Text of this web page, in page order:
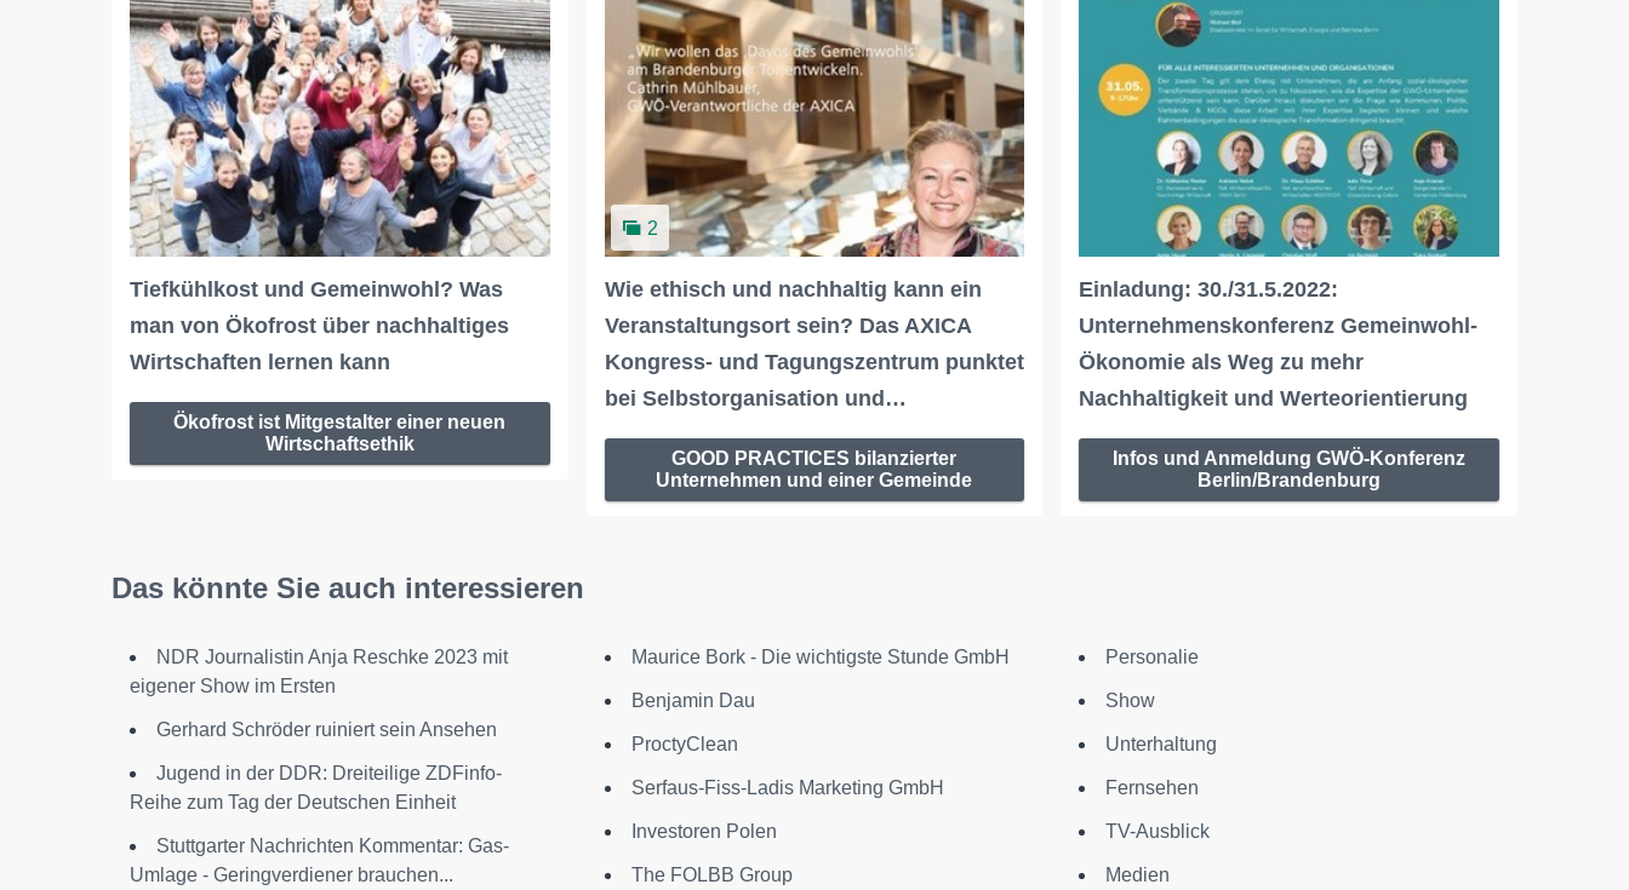
Tiefkühlkost und Gemeinwohl? Was
man von Ökofrost über nachhaltiges
Wirtschaften lernen kann
Ökofrost ist Mitgestalter einer neuen
Wirtschaftsethik
2
Wie ethisch und nachhaltig kann ein
Veranstaltungsort sein? Das AXICA
Kongress- und Tagungszentrum punktet
bei Selbstorganisation und…
GOOD PRACTICES bilanzierter
Unternehmen und einer Gemeinde
Einladung: 30./31.5.2022:
Unternehmenskonferenz Gemeinwohl-
Ökonomie als Weg zu mehr
Nachhaltigkeit und Werteorientierung
Infos und Anmeldung GWÖ-Konferenz
Berlin/Brandenburg
Das könnte Sie auch interessieren
NDR Journalistin Anja Reschke 2023 mit
eigener Show im Ersten
Gerhard Schröder ruiniert sein Ansehen
Jugend in der DDR: Dreiteilige ZDFinfo-
Reihe zum Tag der Deutschen Einheit
Stuttgarter Nachrichten Kommentar: Gas-
Umlage - Geringverdiener brauchen...
Maurice Bork - Die wichtigste Stunde GmbH
Benjamin Dau
ProctyClean
Serfaus-Fiss-Ladis Marketing GmbH
Investoren Polen
The FOLBB Group
Personalie
Show
Unterhaltung
Fernsehen
TV-Ausblick
Medien